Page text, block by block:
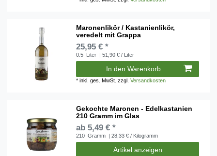
Maronenlikör / Kastanienlikör,
veredelt mit Grappa
25,95 € *
0.5 Liter | 51,90 € / Liter
In den Warenkorb
*inkl. ges. MwSt. zzgl.Versandkosten
Gekochte Maronen - Edelkastanien
210 Gramm im Glas
ab 5,49 € *
210 Gramm | 28,33 € / Kilogramm
Artikel anzeigen